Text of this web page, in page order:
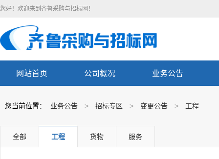
您好！欢迎来到齐鲁采购与招标网！
网站首页 公司概况 业务公告
您当前位置： 业务公告 > 招标专区 > 变更公告 > 工程
全部 工程 货物 服务